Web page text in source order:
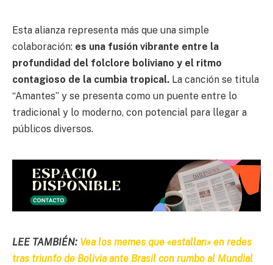
Esta alianza representa más que una simple
colaboración: es una fusión vibrante entre la
profundidad del folclore boliviano y el ritmo
contagioso de la cumbia tropical. La canción se titula
“Amantes” y se presenta como un puente entre lo
tradicional y lo moderno, con potencial para llegar a
públicos diversos.
LEE TAMBIÉN: Vea los memes que «estallan» en redes
tras triunfo de Bolivia ante Brasil con rumbo al Mundial